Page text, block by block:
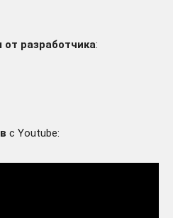
разработчика:
с Youtube: